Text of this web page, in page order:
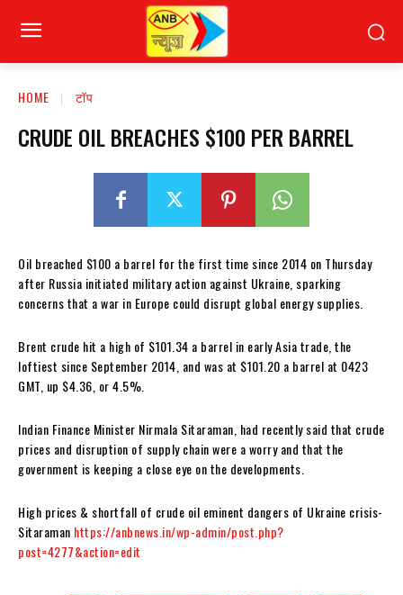
HOME टॉप
CRUDE OIL BREACHES $100 PER BARREL
Oil breached $100 a barrel for the first time since 2014 on Thursday
after Russia initiated military action against Ukraine, sparking
concerns that a war in Europe could disrupt global energy supplies.
Brent crude hit a high of $101.34 a barrel in early Asia trade, the
loftiest since September 2014, and was at $101.20 a barrel at 0423
GMT, up $4.36, or 4.5%.
Indian Finance Minister Nirmala Sitaraman, had recently said that crude
prices and disruption of supply chain were a worry and that the
government is keeping a close eye on the developments.
High prices & shortfall of crude oil eminent dangers of Ukraine crisis-
Sitaraman https://anbnews.in/wp-admin/post.php?
post=4277&action=edit